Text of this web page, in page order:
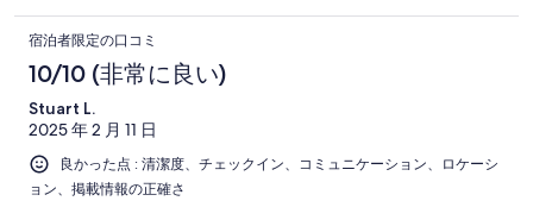
the booking to the end and would book with her in a heart beat.
Island car rental rented us a 4 door truck and you need a truck or
SUV for this rental as the roads just are not made for compact
cars. I am sending down Fishing tackle to Ty Ty as it is hard to
find on the island and if you love to fish he is the guy.
宿泊者限定の口コミ
10/10 (非常に良い)
Stuart L.
2025 年 2 月 11 日
良かった点 : 清潔度、チェックイン、コミュニケーション、ロケーシ
ョン、掲載情報の正確さ